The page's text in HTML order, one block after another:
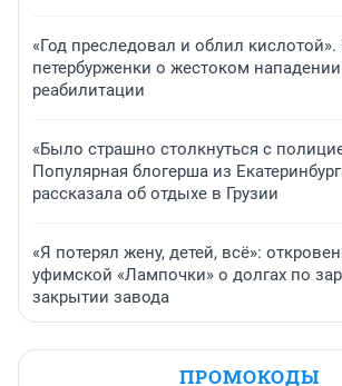
«Год преследовал и облил кислотой».
петербурженки о жестоком
реабилитации
«Было страшно столкнуться с
Популярная блогерша из
рассказала об отдыхе в Грузии
«Я потерял жену, детей, всё»:
уфимской «Лампочки» о долгах по
закрытии завода
ПРОМОКОДЫ